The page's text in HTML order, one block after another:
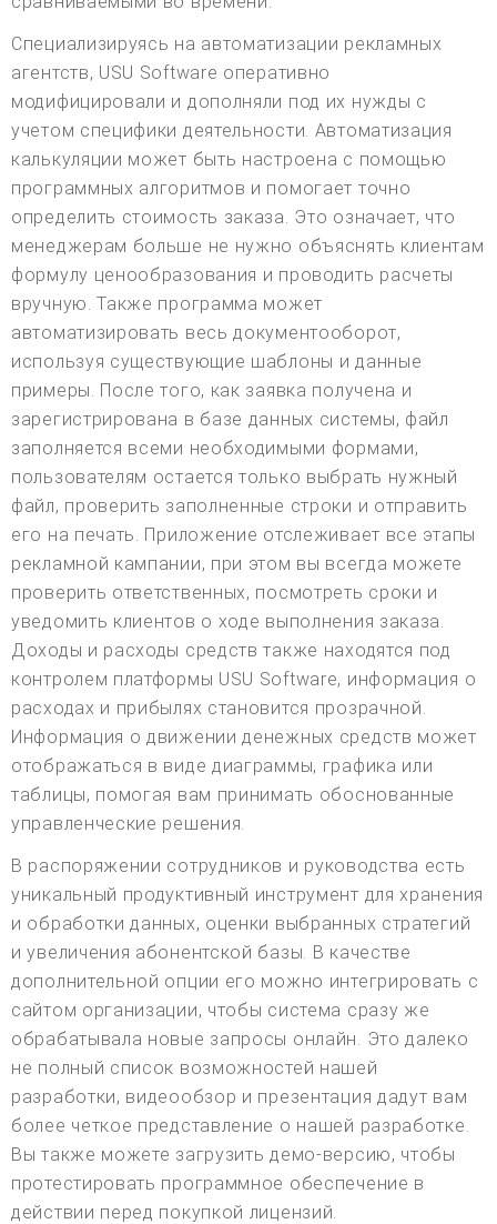
Специализируясь на автоматизации рекламных
агентств, USU Software оперативно
модифицировали и дополняли под их нужды с
учетом специфики деятельности. Автоматизация
калькуляции может быть настроена с помощью
программных алгоритмов и помогает точно
определить стоимость заказа. Это означает, что
менеджерам больше не нужно объяснять клиентам
формулу ценообразования и проводить расчеты
вручную. Также программа может
автоматизировать весь документооборот,
используя существующие шаблоны и данные
примеры. После того, как заявка получена и
зарегистрирована в базе данных системы, файл
заполняется всеми необходимыми формами,
пользователям остается только выбрать нужный
файл, проверить заполненные строки и отправить
его на печать. Приложение отслеживает все этапы
рекламной кампании, при этом вы всегда можете
проверить ответственных, посмотреть сроки и
уведомить клиентов о ходе выполнения заказа.
Доходы и расходы средств также находятся под
контролем платформы USU Software, информация о
расходах и прибылях становится прозрачной.
Информация о движении денежных средств может
отображаться в виде диаграммы, графика или
таблицы, помогая вам принимать обоснованные
управленческие решения.
В распоряжении сотрудников и руководства есть
уникальный продуктивный инструмент для хранения
и обработки данных, оценки выбранных стратегий
и увеличения абонентской базы. В качестве
дополнительной опции его можно интегрировать с
сайтом организации, чтобы система сразу же
обрабатывала новые запросы онлайн. Это далеко
не полный список возможностей нашей
разработки, видеообзор и презентация дадут вам
более четкое представление о нашей разработке.
Вы также можете загрузить демо-версию, чтобы
протестировать программное обеспечение в
действии перед покупкой лицензий.